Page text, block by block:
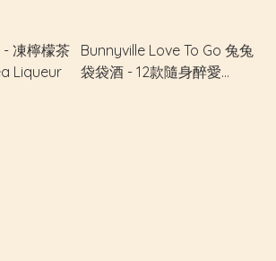
- 凍檸檬茶
Liqueur
Bunnyville Love To Go 兔兔
袋袋酒 - 12款隨身醉愛